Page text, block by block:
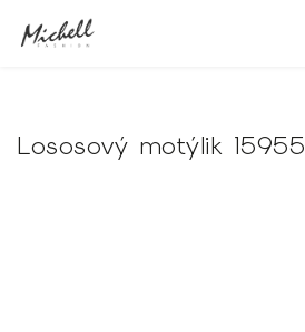
Lososový motýlik 15955